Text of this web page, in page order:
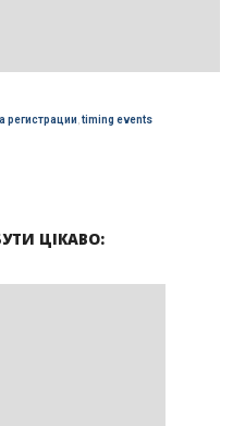
регистрации,timing events
ЦІКАВО: